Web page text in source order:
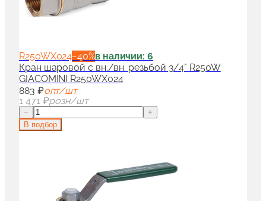
R250WX024−40%в наличии: 6
Кран шаровой с вн./вн. резьбой 3/4" R250W
GIACOMINI R250WX024
883 ₽опт/шт
1 471 ₽розн/шт
−
+
В подбор